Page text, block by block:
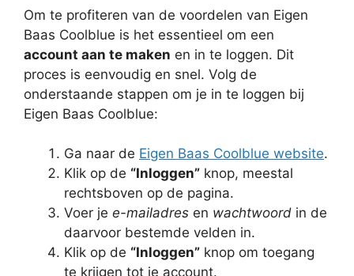
Om te profiteren van de voordelen van Eigen
Baas Coolblue is het essentieel om een
account aan te maken en in te loggen. Dit
proces is eenvoudig en snel. Volg de
onderstaande stappen om je in te loggen bij
Eigen Baas Coolblue:
Ga naar de Eigen Baas Coolblue website.
Klik op de “Inloggen” knop, meestal
rechtsboven op de pagina.
Voer je e-mailadres en wachtwoord in de
daarvoor bestemde velden in.
Klik op de “Inloggen” knop om toegang
te krijgen tot je account.